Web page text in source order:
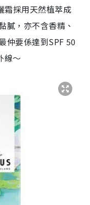
霜採用天然植萃成
膩，亦不含香精、
仲要係達到SPF 50
線～